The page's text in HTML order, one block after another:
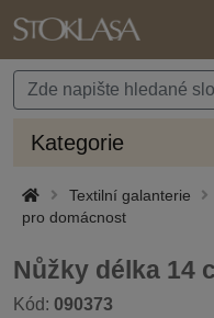
Kategorie
Textilní galanterie
pro domácnost
Nůžky délka 14
Kód: 090373